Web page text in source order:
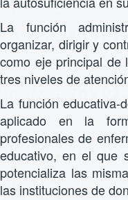
La función
organizar, dirigir y
como eje principal de
tres niveles de
La función educativa-
aplicado en la
profesionales de
educativo, en el que
potencializa las
las instituciones de